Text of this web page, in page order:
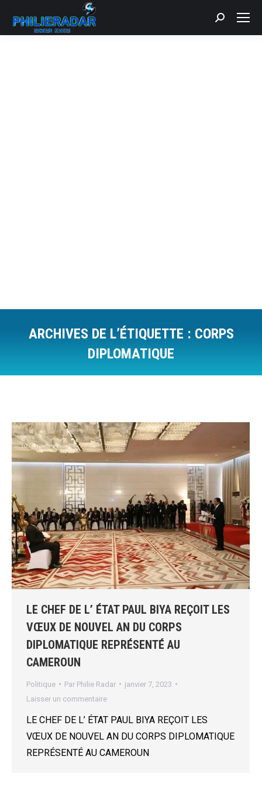
Recherche
:
ARCHIVES DE L’ÉTIQUETTE : CORPS
DIPLOMATIQUE
LE CHEF DE L’ ÉTAT PAUL BIYA REÇOIT LES
VŒUX DE NOUVEL AN DU CORPS
DIPLOMATIQUE REPRÉSENTÉ AU
CAMEROUN
Politique Par Philie Radar
janvier 7, 2023
Laisser un commentaire
LE CHEF DE L’ ÉTAT PAUL BIYA REÇOIT LES
VŒUX DE NOUVEL AN DU CORPS DIPLOMATIQUE
REPRÉSENTÉ AU CAMEROUN